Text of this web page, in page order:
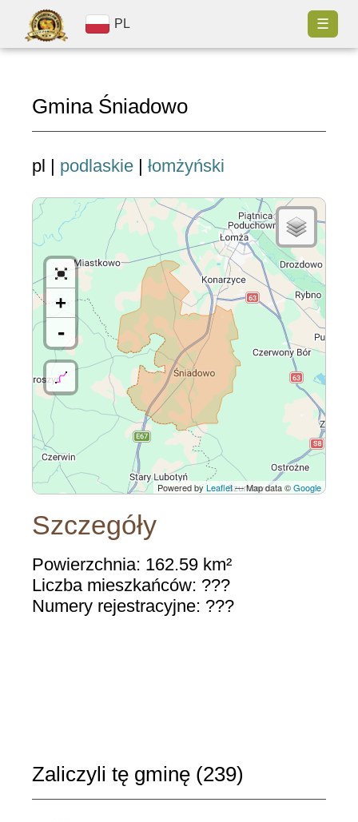
PL ☰
Gmina Śniadowo
pl | podlaskie | łomżyński
+
-
Powered byLeaflet— Map data ©Google
Szczegóły
Powierzchnia: 162.59 km²
Liczba mieszkańców: ???
Numery rejestracyjne: ???
Zaliczyli tę gminę (239)